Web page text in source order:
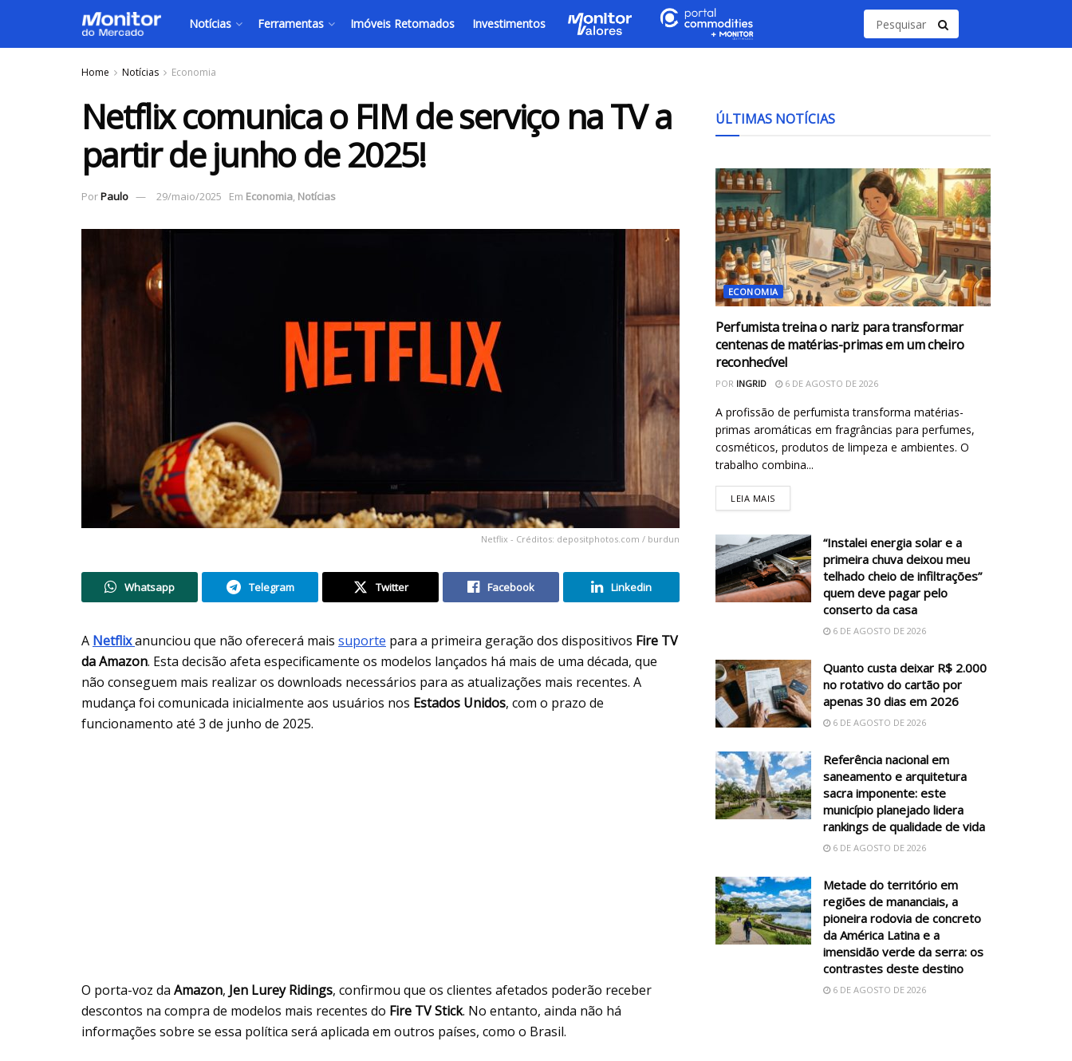
Notícias Ferramentas Imóveis Retomados Investimentos
Home Notícias Economia
Netflix comunica o FIM de serviço na TV a
partir de junho de 2025!
PorPaulo 29/maio/2025 Em Economia, Notícias
Netflix - Créditos: depositphotos.com / burdun
Whatsapp Telegram Twitter Facebook Linkedin
A Netflixanunciou que não oferecerá mais suporte para a primeira geração dos dispositivos Fire TV
da Amazon. Esta decisão afeta especificamente os modelos lançados há mais de uma década, que
não conseguem mais realizar os downloads necessários para as atualizações mais recentes. A
mudança foi comunicada inicialmente aos usuários nos Estados Unidos, com o prazo de
funcionamento até 3 de junho de 2025.
O porta-voz da Amazon, Jen Lurey Ridings, confirmou que os clientes afetados poderão receber
descontos na compra de modelos mais recentes do Fire TV Stick. No entanto, ainda não há
informações sobre se essa política será aplicada em outros países, como o Brasil.
ÚLTIMAS NOTÍCIAS
ECONOMIA
Perfumista treina o nariz para transformar
centenas de matérias-primas em um cheiro
reconhecível
POR INGRID 6 DE AGOSTO DE 2026
A profissão de perfumista transforma matérias-
primas aromáticas em fragrâncias para perfumes,
cosméticos, produtos de limpeza e ambientes. O
trabalho combina...
LEIA MAIS
“Instalei energia solar e a
primeira chuva deixou meu
telhado cheio de infiltrações”
quem deve pagar pelo
conserto da casa
6 DE AGOSTO DE 2026
Quanto custa deixar R$ 2.000
no rotativo do cartão por
apenas 30 dias em 2026
6 DE AGOSTO DE 2026
Referência nacional em
saneamento e arquitetura
sacra imponente: este
município planejado lidera
rankings de qualidade de vida
6 DE AGOSTO DE 2026
Metade do território em
regiões de mananciais, a
pioneira rodovia de concreto
da América Latina e a
imensidão verde da serra: os
contrastes deste destino
6 DE AGOSTO DE 2026